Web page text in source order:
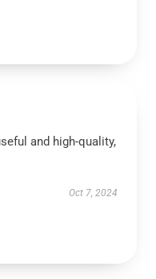
and high-quality,
Oct 7, 2024